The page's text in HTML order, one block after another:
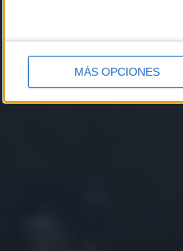
MÁS OPCIONES